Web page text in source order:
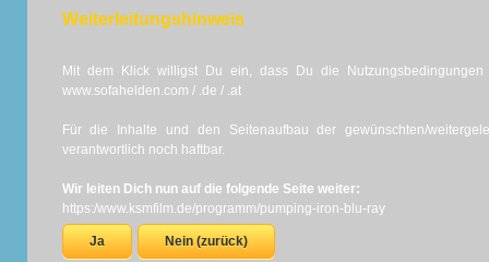
Weiterleitungshinweis
Mit dem Klick willigst Du ein, dass Du die
www.sofahelden.com / .de / .at
Für die Inhalte und den Seitenaufbau der gewünschten/
verantwortlich noch haftbar.
Wir leiten Dich nun auf die folgende Seite weiter:
https:/www.ksmfilm.de/programm/pumping-iron-blu-ray
Ja Nein (zurück)